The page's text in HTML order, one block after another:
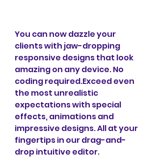
You can now dazzle your
clients with jaw-dropping
responsive designs that look
amazing on any device. No
coding required.Exceed even
the most unrealistic
expectations with special
effects, animations and
impressive designs. All at your
fingertips in our drag-and-
drop intuitive editor.